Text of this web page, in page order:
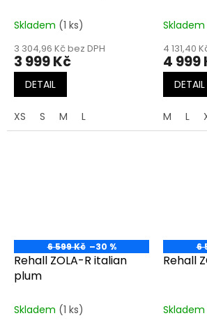
Skladem (1 ks)
3 304,96 Kč bez DPH
3 999 Kč
DETAIL
XS S M L
Skladem
4 131,40
4 999
DETAIL
M L
6 599 Kč –30 %
Rehall ZOLA-R italian
plum
Skladem (1 ks)
6
Rehall
Skladem